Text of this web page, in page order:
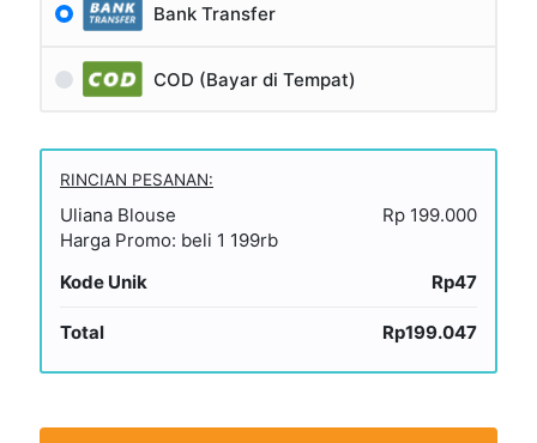
Bank Transfer
COD (Bayar di Tempat)
RINCIAN PESANAN:
Uliana Blouse
Harga Promo: beli 1 199rb
Rp 199.000
Kode Unik Rp47
Total Rp199.047